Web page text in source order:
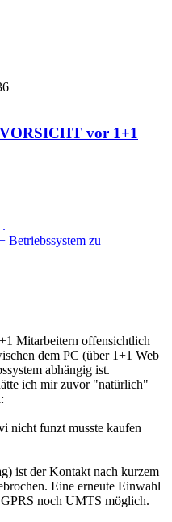
vor 1+1
Betriebssystem zu
Mitarbeitern offensichtlich
dem PC (über 1+1 Web
abhängig ist.
ich mir zuvor "natürlich"
nicht funzt musste kaufen
ist der Kontakt nach kurzem
Eine erneute Einwahl
noch UMTS möglich.